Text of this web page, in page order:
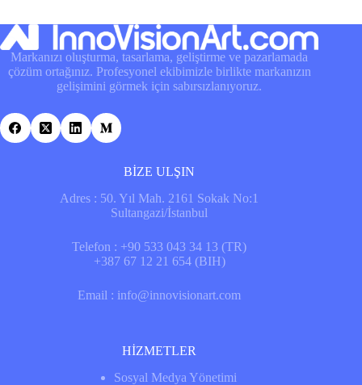
Markanızı oluşturma, tasarlama, geliştirme ve pazarlamada
çözüm ortağınız. Profesyonel ekibimizle birlikte markanızın
gelişimini görmek için sabırsızlanıyoruz.
BİZE ULŞIN
Adres : 50. Yıl Mah. 2161 Sokak No:1
Sultangazi/İstanbul
Telefon : +90 533 043 34 13 (TR)
+387 67 12 21 654 (BIH)
Email : info@innovisionart.com
HİZMETLER
Sosyal Medya Yönetimi